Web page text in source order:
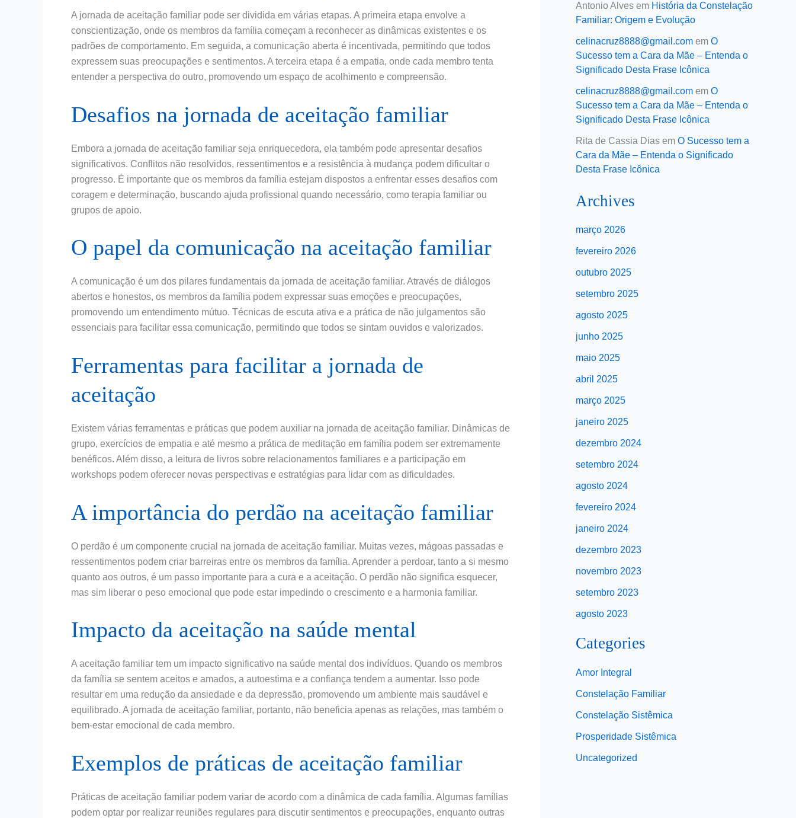
A jornada de aceitação familiar pode ser dividida em várias etapas. A primeira etapa envolve a
conscientização, onde os membros da família começam a reconhecer as dinâmicas existentes e os
padrões de comportamento. Em seguida, a comunicação aberta é incentivada, permitindo que todos
expressem suas preocupações e sentimentos. A terceira etapa é a empatia, onde cada membro tenta
entender a perspectiva do outro, promovendo um espaço de acolhimento e compreensão.
Desafios na jornada de aceitação familiar
Embora a jornada de aceitação familiar seja enriquecedora, ela também pode apresentar desafios
significativos. Conflitos não resolvidos, ressentimentos e a resistência à mudança podem dificultar o
progresso. É importante que os membros da família estejam dispostos a enfrentar esses desafios com
coragem e determinação, buscando ajuda profissional quando necessário, como terapia familiar ou
grupos de apoio.
O papel da comunicação na aceitação familiar
A comunicação é um dos pilares fundamentais da jornada de aceitação familiar. Através de diálogos
abertos e honestos, os membros da família podem expressar suas emoções e preocupações,
promovendo um entendimento mútuo. Técnicas de escuta ativa e a prática de não julgamentos são
essenciais para facilitar essa comunicação, permitindo que todos se sintam ouvidos e valorizados.
Ferramentas para facilitar a jornada de
aceitação
Existem várias ferramentas e práticas que podem auxiliar na jornada de aceitação familiar. Dinâmicas de
grupo, exercícios de empatia e até mesmo a prática de meditação em família podem ser extremamente
benéficos. Além disso, a leitura de livros sobre relacionamentos familiares e a participação em
workshops podem oferecer novas perspectivas e estratégias para lidar com as dificuldades.
A importância do perdão na aceitação familiar
O perdão é um componente crucial na jornada de aceitação familiar. Muitas vezes, mágoas passadas e
ressentimentos podem criar barreiras entre os membros da família. Aprender a perdoar, tanto a si mesmo
quanto aos outros, é um passo importante para a cura e a aceitação. O perdão não significa esquecer,
mas sim liberar o peso emocional que pode estar impedindo o crescimento e a harmonia familiar.
Impacto da aceitação na saúde mental
A aceitação familiar tem um impacto significativo na saúde mental dos indivíduos. Quando os membros
da família se sentem aceitos e amados, a autoestima e a confiança tendem a aumentar. Isso pode
resultar em uma redução da ansiedade e da depressão, promovendo um ambiente mais saudável e
equilibrado. A jornada de aceitação familiar, portanto, não beneficia apenas as relações, mas também o
bem-estar emocional de cada membro.
Exemplos de práticas de aceitação familiar
Práticas de aceitação familiar podem variar de acordo com a dinâmica de cada família. Algumas famílias
podem optar por realizar reuniões regulares para discutir sentimentos e preocupações, enquanto outras
Antonio Alves em História da Constelação
Familiar: Origem e Evolução
celinacruz8888@gmail.com em O
Sucesso tem a Cara da Mãe – Entenda o
Significado Desta Frase Icônica
celinacruz8888@gmail.com em O
Sucesso tem a Cara da Mãe – Entenda o
Significado Desta Frase Icônica
Rita de Cassia Dias em O Sucesso tem a
Cara da Mãe – Entenda o Significado
Desta Frase Icônica
Archives
março 2026
fevereiro 2026
outubro 2025
setembro 2025
agosto 2025
junho 2025
maio 2025
abril 2025
março 2025
janeiro 2025
dezembro 2024
setembro 2024
agosto 2024
fevereiro 2024
janeiro 2024
dezembro 2023
novembro 2023
setembro 2023
agosto 2023
Categories
Amor Integral
Constelação Familiar
Constelação Sistêmica
Prosperidade Sistêmica
Uncategorized